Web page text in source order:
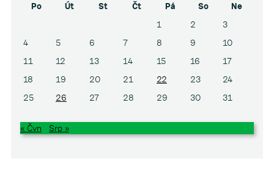
Po
Út St Čt Pá So
Ne
1
2
3
4
5 6 7 8 9
10
11
12 13 14 15 16
17
18
19 20 21 22 23
24
25
26 27 28 29 30 31
« Čvn Srp »